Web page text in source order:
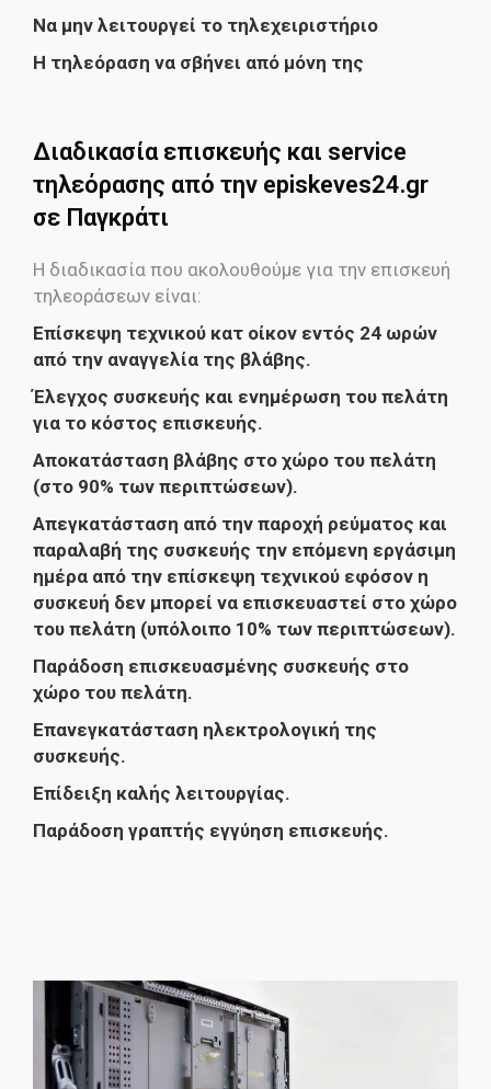
Να μην λειτουργεί το τηλεχειριστήριο
Η τηλεόραση να σβήνει από μόνη της
Διαδικασία επισκευής και service
τηλεόρασης από την episkeves24.gr
σε Παγκράτι
Η διαδικασία που ακολουθούμε για την επισκευή
τηλεοράσεων είναι:
Επίσκεψη τεχνικού κατ οίκον εντός 24 ωρών
από την αναγγελία της βλάβης.
Έλεγχος συσκευής και ενημέρωση του πελάτη
για το κόστος επισκευής.
Αποκατάσταση βλάβης στο χώρο του πελάτη
(στο 90% των περιπτώσεων).
Απεγκατάσταση από την παροχή ρεύματος και
παραλαβή της συσκευής την επόμενη εργάσιμη
ημέρα από την επίσκεψη τεχνικού εφόσον η
συσκευή δεν μπορεί να επισκευαστεί στο χώρο
του πελάτη (υπόλοιπο 10% των περιπτώσεων).
Παράδοση επισκευασμένης συσκευής στο
χώρο του πελάτη.
Επανεγκατάσταση ηλεκτρολογική της
συσκευής.
Επίδειξη καλής λειτουργίας.
Παράδοση γραπτής εγγύηση επισκευής.